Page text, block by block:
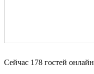
Сейчас 178 гостей онлайн